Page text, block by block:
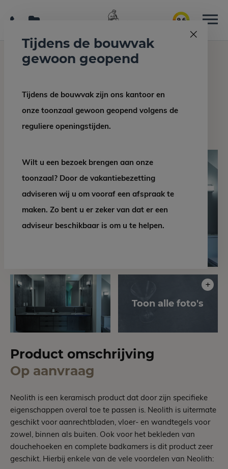
9.6
Home Interieur/bouw Neolith Iron Grey vloer
Neolith Iron Grey vloer
Product omschrijving
Op aanvraag
Neolith is een keramisch product dat door zijn specifieke
eigenschappen overal toe te passen is. Neolith is uitermate
geschikt voor aanrechtbladen, vloer- en wandtegels voor
zowel, binnen als buiten. Ook voor het bekleden van
douchehoeken en complete badkamers is dit product zeer
geschikt. Hierbij enkele van de vele voordelen van Neolith:
Tijdens de bouwvak
gewoon geopend
Tijdens de bouwvak zijn ons kantoor en
onze toonzaal gewoon geopend volgens de
reguliere openingstijden.
Wilt u een bezoek brengen aan onze
toonzaal? Door de vakantiebezetting
adviseren wij u om vooraf een afspraak te
maken. Zo bent u er zeker van dat er een
adviseur beschikbaar is om u te helpen.